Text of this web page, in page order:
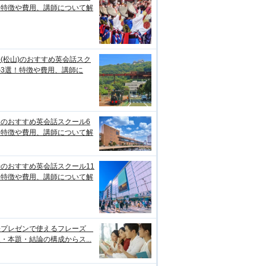
徴や費用、講師について解
松山)のおすすめ英会話スク
選！特徴や費用、講師に
おすすめ英会話スクール6
徴や費用、講師について解
おすすめ英会話スクール11
徴や費用、講師について解
レゼンで使えるフレーズ
本題・結論の構成からス...